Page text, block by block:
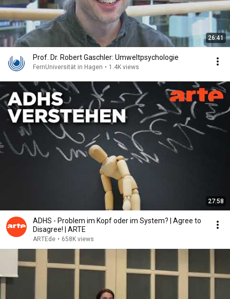
26:41
Prof. Dr. Robert Gaschler: Umweltpsychologie
FernUniversität in Hagen • 1.4K views
27:58
ADHS - Problem im Kopf oder im System? | Agree to
Disagree! | ARTE
ARTEde • 658K views